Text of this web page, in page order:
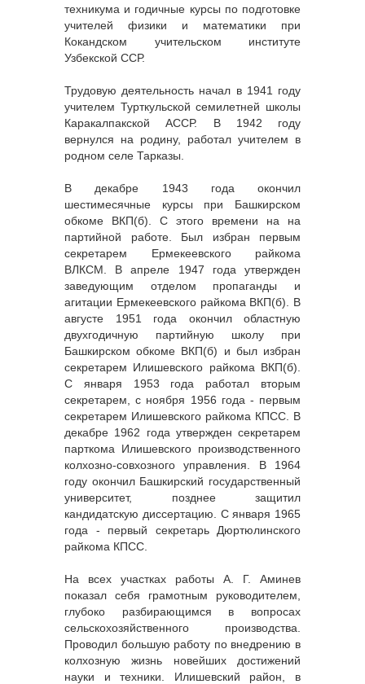
техникума и годичные курсы по подготовке
учителей физики и математики при
Кокандском учительском институте
Узбекской ССР.
Трудовую деятельность начал в 1941 году
учителем Турткульской семилетней школы
Каракалпакской АССР. В 1942 году
вернулся на родину, работал учителем в
родном селе Тарказы.
В декабре 1943 года окончил
шестимесячные курсы при Башкирском
обкоме ВКП(б). С этого времени на на
партийной работе. Был избран первым
секретарем Ермекеевского райкома
ВЛКСМ. В апреле 1947 года утвержден
заведующим отделом пропаганды и
агитации Ермекеевского райкома ВКП(б). В
августе 1951 года окончил областную
двухгодичную партийную школу при
Башкирском обкоме ВКП(б) и был избран
секретарем Илишевского райкома ВКП(б).
С января 1953 года работал вторым
секретарем, с ноября 1956 года - первым
секретарем Илишевского райкома КПСС. В
декабре 1962 года утвержден секретарем
парткома Илишевского производственного
колхозно-совхозного управления. В 1964
году окончил Башкирский государственный
университет, позднее защитил
кандидатскую диссертацию. С января 1965
года - первый секретарь Дюртюлинского
райкома КПСС.
На всех участках работы А. Г. Аминев
показал себя грамотным руководителем,
глубоко разбирающимся в вопросах
сельскохозяйственного производства.
Проводил большую работу по внедрению в
колхозную жизнь новейших достижений
науки и техники. Илишевский район, в